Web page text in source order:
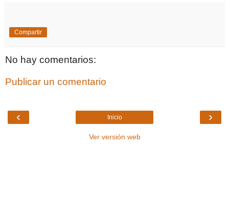
Compartir
No hay comentarios:
Publicar un comentario
‹ ›
Inicio
Ver versión web